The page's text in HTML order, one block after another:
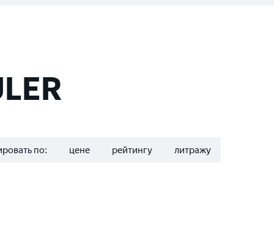
по: цене рейтингу литражу